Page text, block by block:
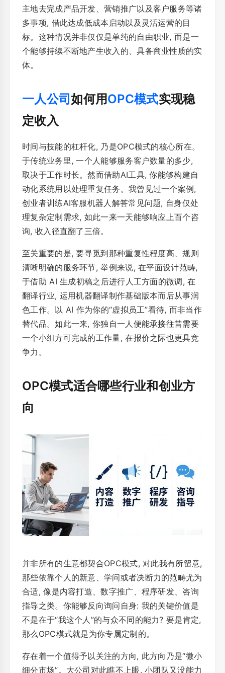
主地去完成产品开发、营销推广以及客户服务等诸
多事项, 借此达成低成本启动以及灵活运营的目
标。这种情况并非仅仅是单纯的自由职业, 而是一
个能够持续不断地产生收入的、具备商业性质的实
体。
一人公司如何用OPC模式实现稳
定收入
时间与技能的杠杆化, 乃是OPC模式的核心所在。
于传统业务里, 一个人能够服务客户数量的多少,
取决于工作时长。然而借助AI工具, 你能够构建自
动化系统用以处理重复任务。我曾见过一个案例,
创业者训练AI客服机器人解答常见问题, 自身仅处
理复杂定制需求, 如此一来一天能够响应上百个咨
询, 收入径直翻了三倍。
至关重要的是, 要寻觅到那种重复性程度高、规则
清晰明确的服务环节, 举例来说, 在平面设计范畴,
于借助 AI 生成初稿之后进行人工方面的微调, 在
翻译行业, 运用机器翻译制作基础版本而后从事润
色工作。以 AI 作为你的“虚拟员工”看待, 而非当作
替代品。如此一来, 你独自一人便能承接往昔需要
一个小组方可完成的工作量, 在报价之际也更具竞
争力。
OPC模式适合哪些行业和创业方
向
并非所有的生意都契合OPC模式, 对此我有所留意,
那些依靠个人的新意、学问或者决断力的范畴尤为
合适, 像是内容打造、数字推广、程序研发、咨询
指导之类。你能够反向询问自身: 我的关键价值是
不是在于“我这个人”的与众不同的能力? 要是肯定,
那么OPC模式就是为你专属定制的。
存在着一个值得予以关注的方向, 此方向乃是“微小
细分市场”。大公司对此瞧不上眼, 小团队又没能力